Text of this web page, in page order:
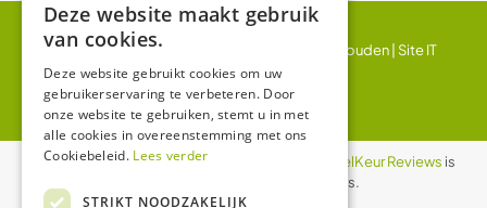
© 2024 Ledgloeilamp | Alle rechten voorbehouden | Site IT
BV
De waardering van ledgloeilamp.nl bij WebwinkelKeur Reviews is
8.9/10 gebaseerd op 1158 reviews.
Deze website maakt gebruik
van cookies.
Deze website gebruikt cookies om uw
gebruikerservaring te verbeteren. Door
onze website te gebruiken, stemt u in met
alle cookies in overeenstemming met ons
Cookiebeleid. Lees verder
STRIKT NOODZAKELIJK